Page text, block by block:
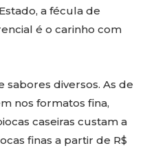
a fécula de
é o carinho com
sabores diversos. As de
nos formatos fina,
caseiras custam a
finas a partir de R$